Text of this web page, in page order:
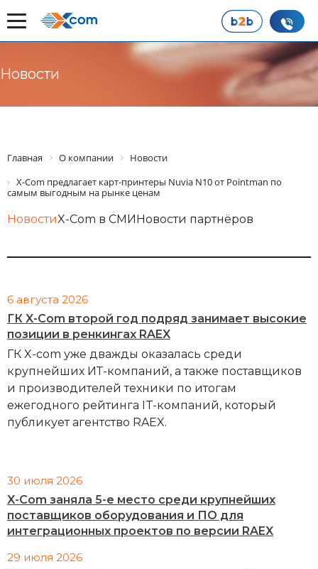
Новости
Главная О компании
Новости
X-Com предлагает карт-принтеры Nuvia N10 от Pointman по
самым выгодным на рынке ценам
НовостиX-Com в СМИНовости партнёров
6 августа 2026
ГК X-Com второй год подряд занимает высокие
позиции в ренкингах RAEX
ГК X-com уже дважды оказалась среди
крупнейших ИТ-компаний, а также поставщиков
и производителей техники по итогам
ежегодного рейтинга IT-компаний, который
публикует агентство RAEX.
30 июля 2026
X-Com заняла 5-е место среди крупнейших
поставщиков оборудования и ПО для
интеграционных проектов по версии RAEX
29 июля 2026